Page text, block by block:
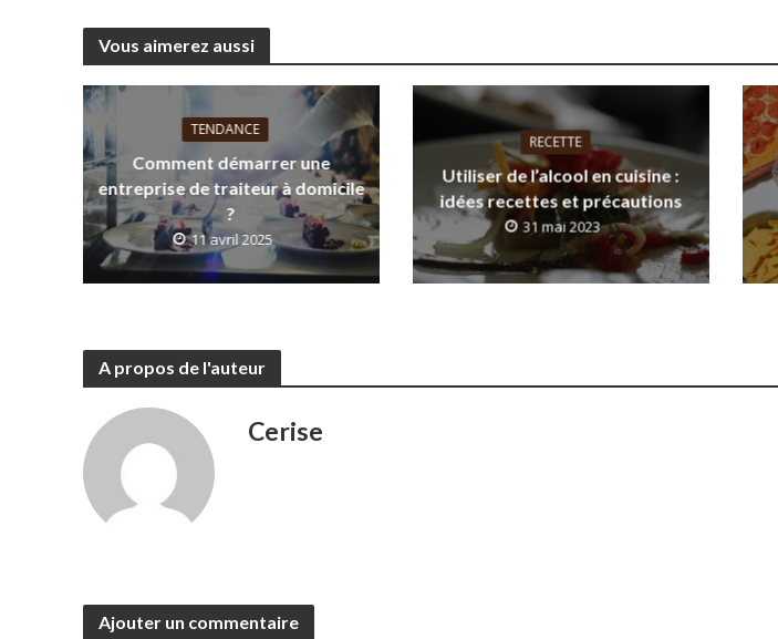
Vous aimerez aussi
TENDANCE
Comment démarrer une
entreprise de traiteur à domicile
?
11 avril 2025
RECETTE
Utiliser de l’alcool en cuisine :
idées recettes et précautions
31 mai 2023
A propos de l'auteur
Cerise
Ajouter un commentaire